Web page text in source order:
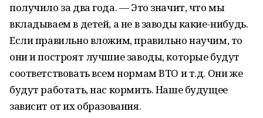
получило за два года. — Это значит, что мы
вкладываем в детей, а не в заводы какие-нибудь.
Если правильно вложим, правильно научим, то
они и построят лучшие заводы, которые будут
соответствовать всем нормам ВТО и т.д. Они же
будут работать, нас кормить. Наше будущее
зависит от их образования.